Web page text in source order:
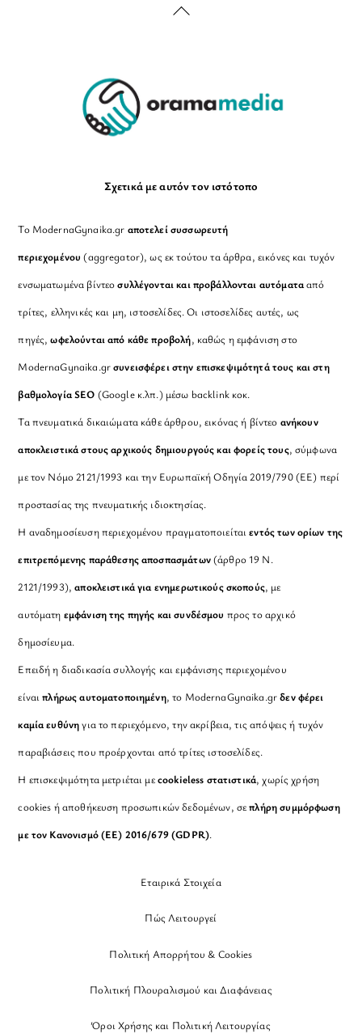
Back
Σχετικά με αυτόν τον ιστότοπο
Το ModernaGynaika.gr αποτελεί συσσωρευτή
περιεχομένου (aggregator), ως εκ τούτου τα άρθρα, εικόνες και τυχόν
ενσωματωμένα βίντεοσυλλέγονται και προβάλλονται αυτόματααπό
τρίτες, ελληνικές και μη, ιστοσελίδες. Οι ιστοσελίδες αυτές, ως
πηγές,ωφελούνται από κάθε προβολή, καθώς η εμφάνιση στο
ModernaGynaika.grσυνεισφέρει στην επισκεψιμότητά τους και στη
βαθμολογία SEO (Google κ.λπ.) μέσω backlink κοκ.
Τα πνευματικά δικαιώματα κάθε άρθρου, εικόνας ή βίντεο ανήκουν
αποκλειστικά στους αρχικούς δημιουργούς και φορείς τους, σύμφωνα
με τον Νόμο 2121/1993 και την Ευρωπαϊκή Οδηγία 2019/790 (ΕΕ) περί
προστασίας της πνευματικής ιδιοκτησίας.
Η αναδημοσίευση περιεχομένου πραγματοποιείταιεντός των ορίων της
επιτρεπόμενης παράθεσης αποσπασμάτων(άρθρο 19 Ν.
2121/1993), αποκλειστικά για ενημερωτικούς σκοπούς, με
αυτόματη εμφάνιση της πηγής και συνδέσμου προς το αρχικό
δημοσίευμα.
Επειδή η διαδικασία συλλογής και εμφάνισης περιεχομένου
είναιπλήρως αυτοματοποιημένη, το ModernaGynaika.grδεν φέρει
καμία ευθύνηγια το περιεχόμενο, την ακρίβεια, τις απόψεις ή τυχόν
παραβιάσεις που προέρχονται από τρίτες ιστοσελίδες.
Η επισκεψιμότητα μετριέται μεcookieless στατιστικά, χωρίς χρήση
cookies ή αποθήκευση προσωπικών δεδομένων, σεπλήρη συμμόρφωση
με τον Κανονισμό (ΕΕ) 2016/679 (GDPR).
Εταιρικά Στοιχεία
Πώς Λειτουργεί
Πολιτική Απορρήτου & Cookies
Πολιτική Πλουραλισμού και Διαφάνειας
Όροι Χρήσης και Πολιτική Λειτουργίας